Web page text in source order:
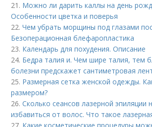
21. Можно ли дарить каллы на день
Особенности цветка и поверья
22.Чем убрать морщины под глазами
Безоперационная блефаропластика
23. Календарь для похудения. Описание
24. Бедра талия и. Чем шире талия, тем
болезни предскажет сантиметровая
25. Размерная сетка женской одежды.
размером?
26.Сколько сеансов лазерной эпиляции
избавиться от волос. Что такое